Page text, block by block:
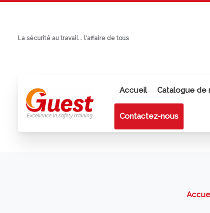
contenuLa sécurité au travail... l'affaire de tous
Accueil Catalogue de
Contactez-nous